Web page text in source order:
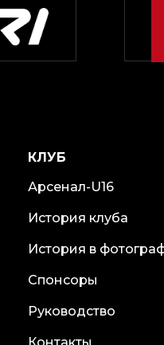
КЛУБ
Арсенал-U16
История клуба
История в
Спонсоры
Руководство